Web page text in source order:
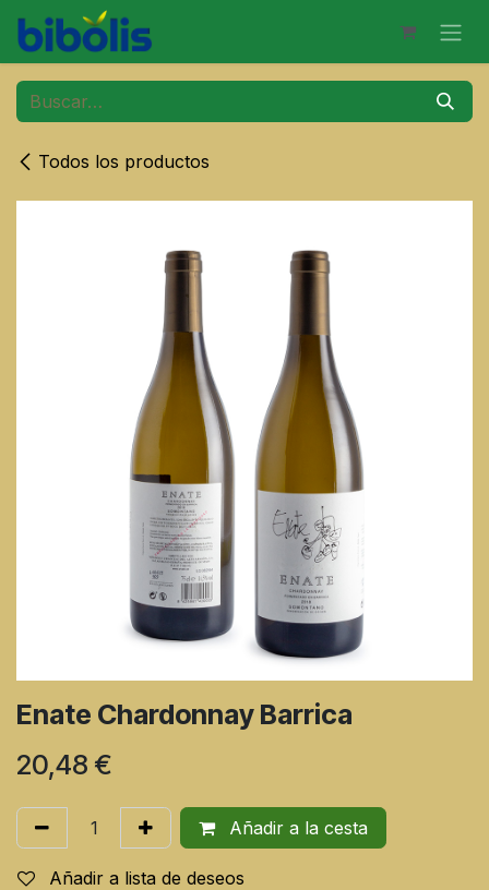
Ir al contenido
Todos los productos
Enate Chardonnay Barrica
20,48 €
Añadir a la cesta
Añadir a lista de deseos